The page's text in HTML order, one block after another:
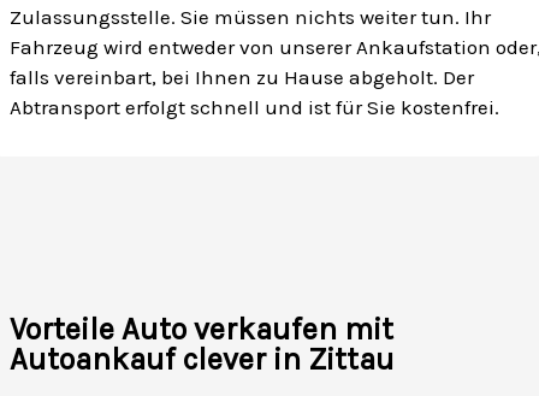
Zulassungsstelle. Sie müssen nichts weiter tun. Ihr
Fahrzeug wird entweder von unserer Ankaufstation
falls vereinbart, bei Ihnen zu Hause abgeholt. Der
Abtransport erfolgt schnell und ist für Sie kostenfrei.
Vorteile Auto verkaufen mit
Autoankauf clever in Zittau